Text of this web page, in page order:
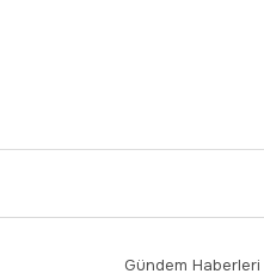
Gündem Haberleri